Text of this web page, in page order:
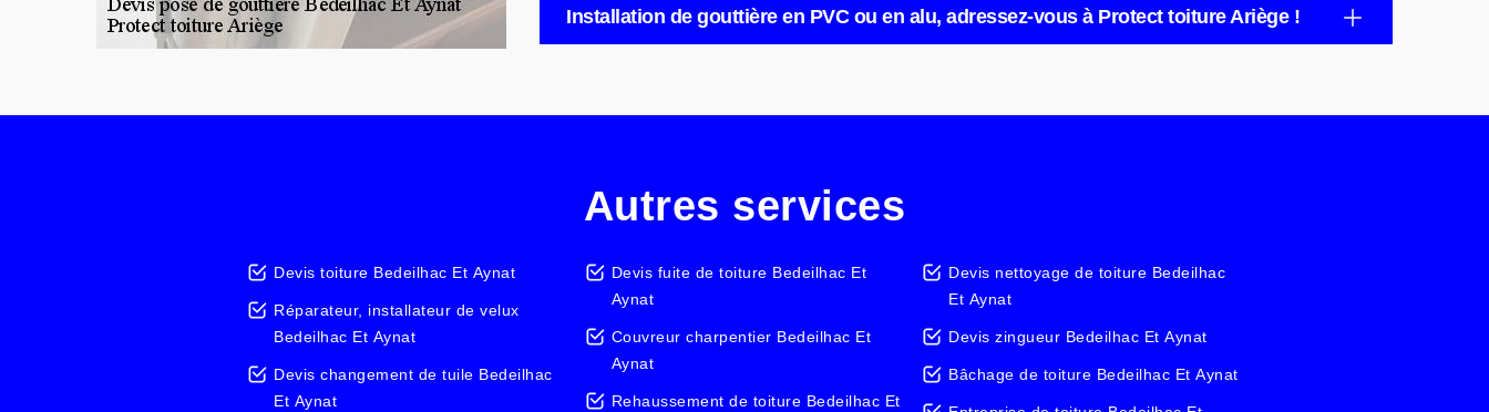
Installation de gouttière en PVC ou en alu, adressez-vous à Protect toiture Ariège !
Autres services
Devis toiture Bedeilhac Et Aynat
Réparateur, installateur de velux
Bedeilhac Et Aynat
Devis changement de tuile Bedeilhac
Et Aynat
Devis fuite de toiture Bedeilhac Et
Aynat
Couvreur charpentier Bedeilhac Et
Aynat
Rehaussement de toiture Bedeilhac Et
Devis nettoyage de toiture Bedeilhac
Et Aynat
Devis zingueur Bedeilhac Et Aynat
Bâchage de toiture Bedeilhac Et Aynat